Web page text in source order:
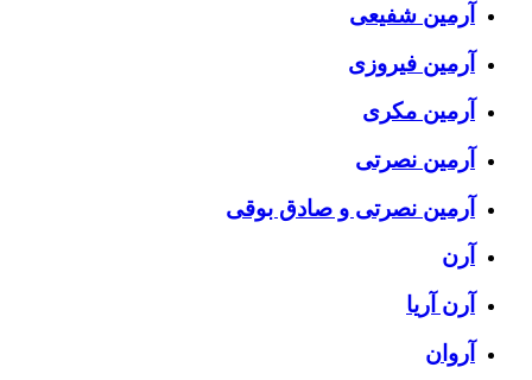
آرمین شفیعی
آرمین فیروزی
آرمین مکری
آرمین نصرتی
آرمین نصرتی و صادق بوقی
آرن
آرن آریا
آروان